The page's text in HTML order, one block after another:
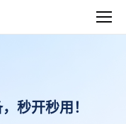
秒开秒用！